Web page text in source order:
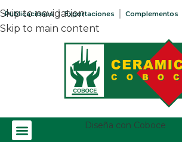
Skip to navigation
Skip to main content
Publicaciones Exportaciones Complementos
Diseña con Coboce